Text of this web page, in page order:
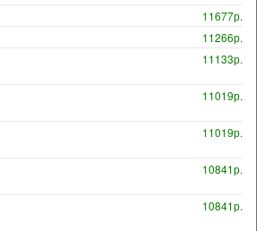
11677р.
11266р.
11133р.
11019р.
11019р.
10841р.
10841р.